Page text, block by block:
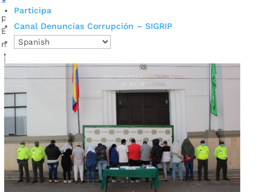
Participa
Canal Denuncias Corrupción – SIGRIP
por Alcaldía de Bucaramanga
En lo corrido del año dos bandas han sido desarticuladas y
más de 300 ladrones capturados. Estos son los resultados.